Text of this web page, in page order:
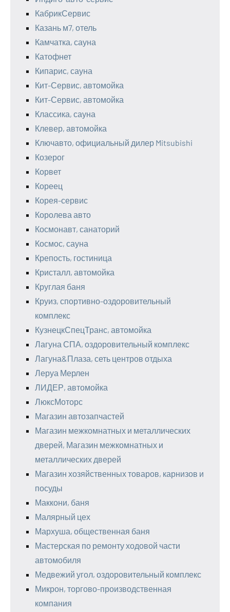
КабрикСервис
Казань м7, отель
Камчатка, сауна
Катофнет
Кипарис, сауна
Кит-Сервис, автомойка
Кит-Сервис, автомойка
Классика, сауна
Клевер, автомойка
Ключавто, официальный дилер Mitsubishi
Козерог
Корвет
Кореец
Корея-сервис
Королева авто
Космонавт, санаторий
Космос, сауна
Крепость, гостиница
Кристалл, автомойка
Круглая баня
Круиз, спортивно-оздоровительный
комплекс
КузнецкСпецТранс, автомойка
Лагуна СПА, оздоровительный комплекс
Лагуна&Плаза, сеть центров отдыха
Леруа Мерлен
ЛИДЕР, автомойка
ЛюксМоторс
Магазин автозапчастей
Магазин межкомнатных и металлических
дверей, Магазин межкомнатных и
металлических дверей
Магазин хозяйственных товаров, карнизов и
посуды
Маккони, баня
Малярный цех
Мархуша, общественная баня
Мастерская по ремонту ходовой части
автомобиля
Медвежий угол, оздоровительный комплекс
Микрон, торгово-производственная
компания